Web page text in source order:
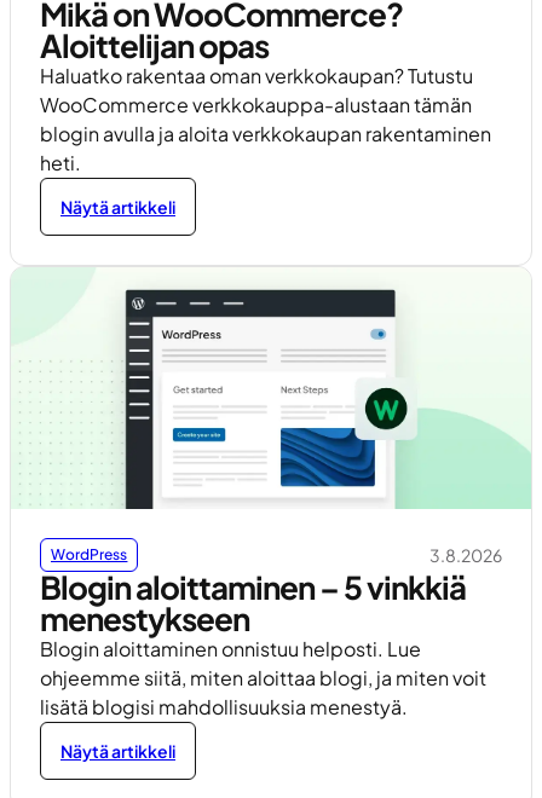
Mikä on WooCommerce?
Aloittelijan opas
Haluatko rakentaa oman verkkokaupan? Tutustu
WooCommerce verkkokauppa-alustaan tämän
blogin avulla ja aloita verkkokaupan rakentaminen
heti.
Näytä artikkeli
WordPress 3.8.2026
Blogin aloittaminen – 5 vinkkiä
menestykseen
Blogin aloittaminen onnistuu helposti. Lue
ohjeemme siitä, miten aloittaa blogi, ja miten voit
lisätä blogisi mahdollisuuksia menestyä.
Näytä artikkeli